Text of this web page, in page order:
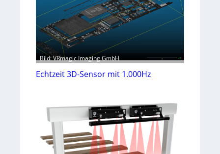
Bild: VRmagic Imaging GmbH
Echtzeit 3D-Sensor mit 1.000Hz